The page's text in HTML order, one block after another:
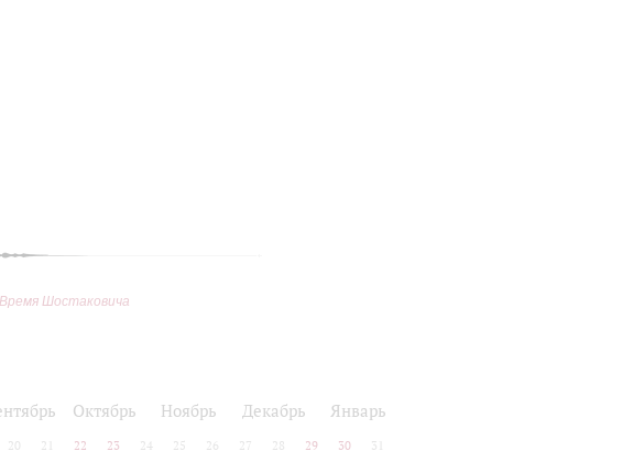
Время Шостаковича
Октябрь Ноябрь Декабрь Январь
20 21 22 23 24 25 26 27 28 29 30 31